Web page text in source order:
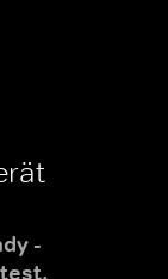
-